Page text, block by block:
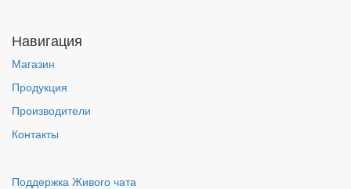
Навигация
Магазин
Продукция
Производители
Контакты
Поддержка Живого чата